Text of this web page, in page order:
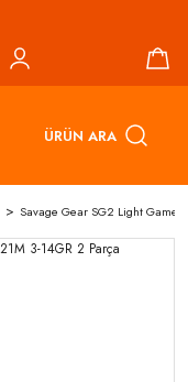
ÜRÜN ARA
Savage Gear SG2 Light Game